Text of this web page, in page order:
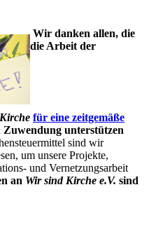
Wir danken allen, die
die Arbeit der
für eine zeitgemäße
unterstützen
sind wir
um unsere Projekte,
und Vernetzungsarbeit
an Wir sind Kirche e.V. sind